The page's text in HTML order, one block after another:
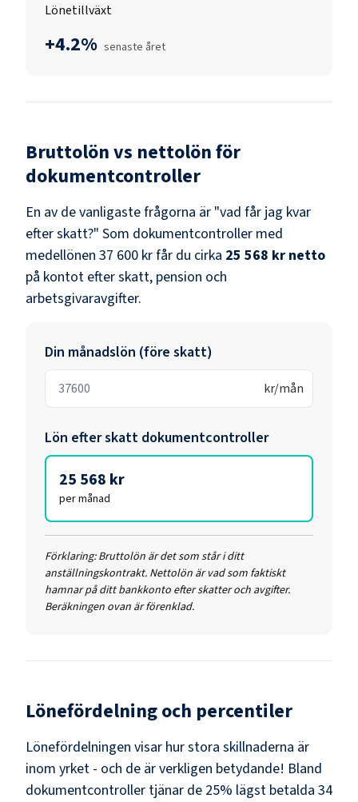
Lönetillväxt
+4.2% senaste året
Bruttolön vs nettolön för
dokumentcontroller
En av de vanligaste frågorna är "vad får jag kvar
efter skatt?" Som dokumentcontroller med
medellönen 37 600 krfår du cirka 25 568 kr netto
på kontot efter skatt, pension och
arbetsgivaravgifter.
Din månadslön (före skatt)
kr/mån
Lön efter skatt dokumentcontroller
25 568 kr
per månad
Förklaring: Bruttolön är det som står i ditt
anställningskontrakt. Nettolön är vad som faktiskt
hamnar på ditt bankkonto efter skatter och avgifter.
Beräkningen ovan är förenklad.
Lönefördelning och percentiler
Lönefördelningen visar hur stora skillnaderna är
inom yrket - och de är verkligen betydande! Bland
dokumentcontroller tjänar de 25% lägst betalda 34